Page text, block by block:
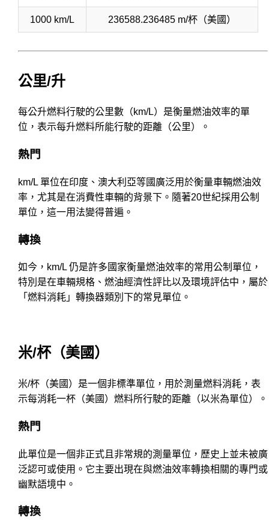
1000 km/L 236588.236485 m/杯（美國）
公里/升
每公升燃料行駛的公里數（km/L）是衡量燃油效率的單
位，表示每升燃料所能行駛的距離（公里）。
熱門
km/L 單位在印度、澳大利亞等國廣泛用於衡量車輛燃油效
率，尤其是在消費性車輛的背景下。隨著20世紀採用公制
單位，這一用法變得普遍。
轉換
如今，km/L 仍是許多國家衡量燃油效率的常用公制單位，
特別是在車輛規格、燃油經濟性評比以及環境評估中，屬於
「燃料消耗」轉換器類別下的常見單位。
米/杯（美國）
米/杯（美國）是一個非標準單位，用於測量燃料消耗，表
示每消耗一杯（美國）燃料所行駛的距離（以米為單位）。
熱門
此單位是一個非正式且非常規的測量單位，歷史上並未被廣
泛認可或使用。它主要出現在與燃油效率轉換相關的專門或
幽默語境中。
轉換